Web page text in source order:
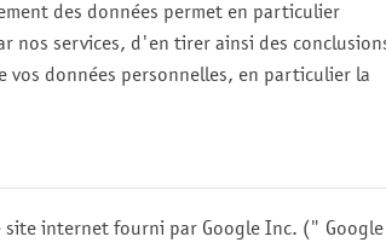
des données permet en particulier
nos services, d'en tirer ainsi des
données personnelles, en particulier la
site internet fourni par Google Inc. (" Google